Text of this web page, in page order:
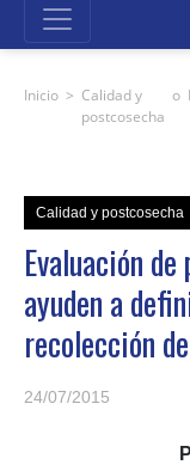
Inicio > Calidad y
postcosecha
o
Calidad y postcosecha
Evaluación
ayuden a
recolección
24/07/2015